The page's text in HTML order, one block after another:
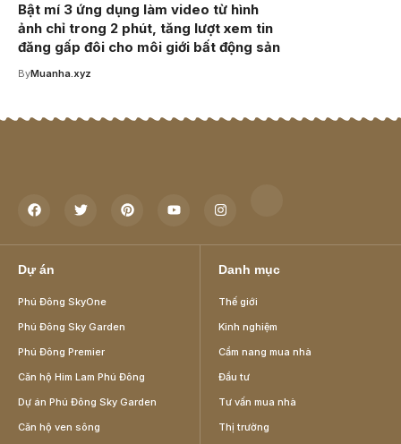
Bật mí 3 ứng dụng làm video từ hình
ảnh chỉ trong 2 phút, tăng lượt xem tin
đăng gấp đôi cho môi giới bất động sản
ByMuanha.xyz
Dự án
Phú Đông SkyOne
Phú Đông Sky Garden
Phú Đông Premier
Căn hộ Him Lam Phú Đông
Dự án Phú Đông Sky Garden
Căn hộ ven sông
Danh mục
Thế giới
Kinh nghiệm
Cẩm nang mua nhà
Đầu tư
Tư vấn mua nhà
Thị trường